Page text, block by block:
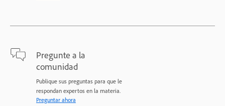
Pregunte a la
comunidad
Publique sus preguntas para que le
respondan expertos en la materia.
Preguntar ahora